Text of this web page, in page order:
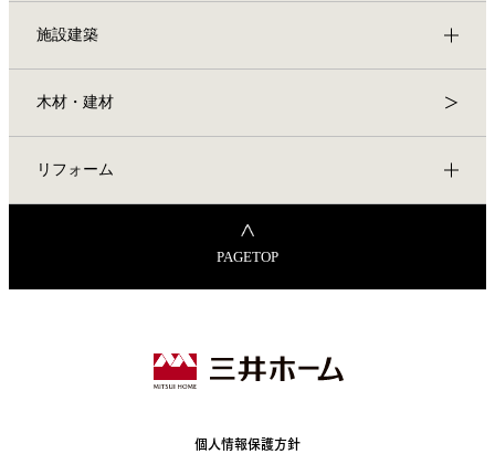
施設建築
木材・建材
リフォーム
PAGETOP
個人情報保護方針